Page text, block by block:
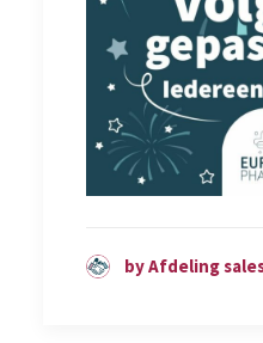
by Afdeling